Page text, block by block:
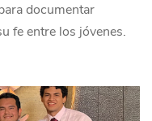
documentar
fe entre los jóvenes.